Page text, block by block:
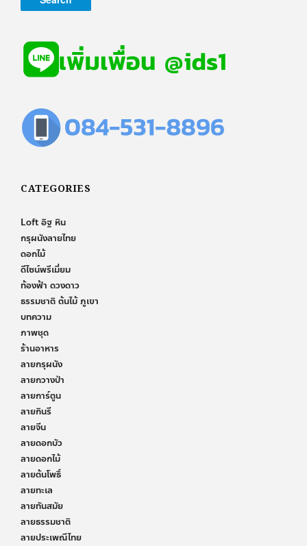
CATEGORIES
Loft อิฐ หิน
กรุผนังลายไทย
ดอกไม้
ดีไซน์พรีเมี่ยม
ท้องฟ้า ดวงดาว
ธรรมชาติ ต้นไม้ ภูเขา
บทความ
ภาพชุด
ร้านอาหาร
ลายกรุผนัง
ลายกวางป่า
ลายการ์ตูน
ลายกินรี
ลายจีน
ลายดอกบัว
ลายดอกไม้
ลายต้นโพธิ์
ลายทะเล
ลายทันสมัย
ลายธรรมชาติ
ลายประเพณีไทย